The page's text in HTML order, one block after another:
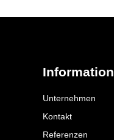
Information
Unternehmen
Kontakt
Referenzen